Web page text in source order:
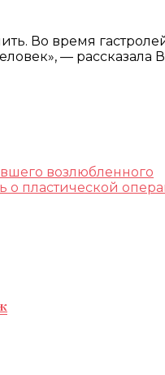
Во время
— рассказала
возлюбленного
о пластической